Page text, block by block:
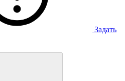
Задать